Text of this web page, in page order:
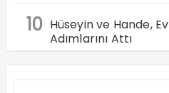
10 Hüseyin ve Hande,
Adımlarını Attı